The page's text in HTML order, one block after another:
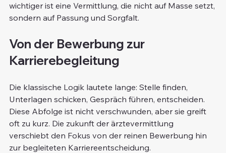
wichtiger ist eine Vermittlung, die nicht auf Masse setzt,
sondern auf Passung und Sorgfalt.
Von der Bewerbung zur
Karrierebegleitung
Die klassische Logik lautete lange: Stelle finden,
Unterlagen schicken, Gespräch führen, entscheiden.
Diese Abfolge ist nicht verschwunden, aber sie greift
oft zu kurz. Die zukunft der ärztevermittlung
verschiebt den Fokus von der reinen Bewerbung hin
zur begleiteten Karriereentscheidung.